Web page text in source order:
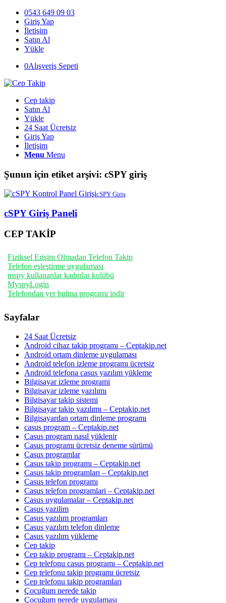
0543 649 09 03
Giriş Yap
İletişim
Satın Al
Yükle
0Alışveriş Sepeti
Cep takip
Satın Al
Yükle
24 Saat Ücretsiz
Giriş Yap
İletişim
Menu Menu
Şunun için etiket arşivi: cSPY giriş
cSPY Giriş
cSPY Giriş Paneli
CEP TAKİP
Fiziksel Erişim Olmadan Telefon Takip
Telefon eşleştirme uygulaması
mspy kullananlar kadınlar kulübü
MyspyLogin
Telefondan yer bulma programı indir
Sayfalar
24 Saat Ücretsiz
Android cihaz takip programı – Ceptakip.net
Android ortam dinleme uygulaması
Android telefon izleme programı ücretsiz
Android telefona casus yazılım yükleme
Bilgisayar izleme programi
Bilgisayar izleme yazılımı
Bilgisayar takip sistemi
Bilgisayar takip yazılımı – Ceptakip.net
Bilgisayardan ortam dinleme programı
casus program – Ceptakip.net
Casus program nasıl yüklenir
Casus programı ücretsiz deneme sürümü
Casus programlar
Casus takip programı – Ceptakip.net
Casus takip programları – Ceptakip.net
Casus telefon programı
Casus telefon programlari – Ceptakip.net
Casus uygulamalar – Ceptakip.net
Casus yazilim
Casus yazılım programları
Casus yazılım telefon dinleme
Casus yazılım yükleme
Cep takip
Cep takip programı – Ceptakip.net
Cep telefonu casus programı – Ceptakip.net
Cep telefonu takip programı ücretsiz
Cep telefonu takip programları
Çocuğum nerede takip
Çocuğum nerede uygulaması